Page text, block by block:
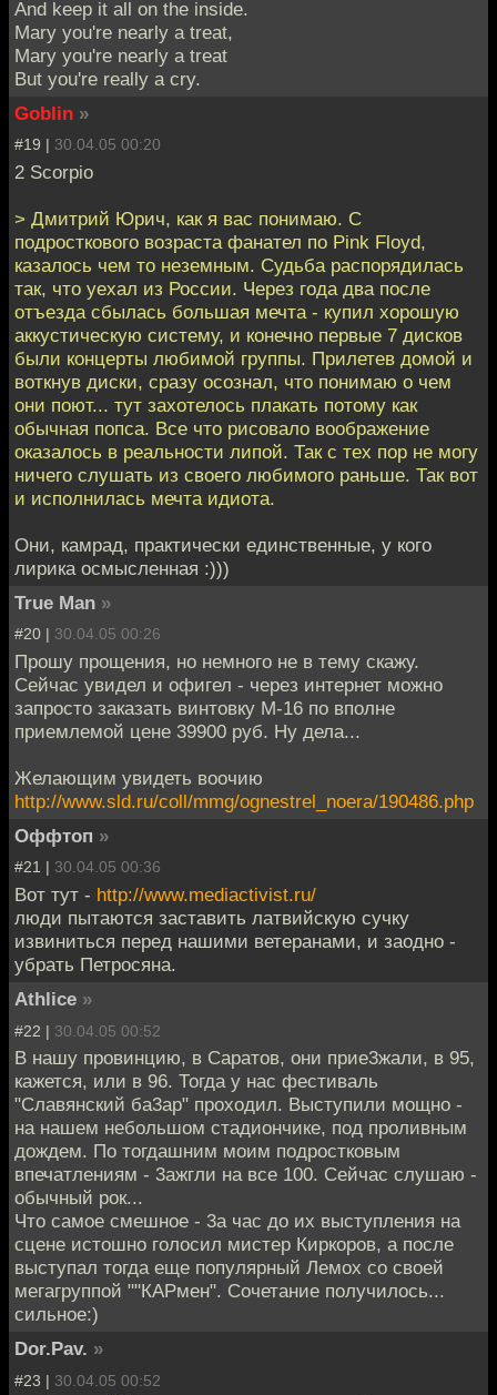
And keep it all on the inside.
Mary you're nearly a treat,
Mary you're nearly a treat
But you're really a cry.
Goblin »
#19 | 30.04.05 00:20
2 Scorpio
> Дмитрий Юрич, как я вас понимаю. С
подросткового возраста фанател по Pink Floyd,
казалось чем то неземным. Судьба распорядилась
так, что уехал из России. Через года два после
отъезда сбылась большая мечта - купил хорошую
аккустическую систему, и конечно первые 7 дисков
были концерты любимой группы. Прилетев домой и
воткнув диски, сразу осознал, что понимаю о чем
они поют... тут захотелось плакать потому как
обычная попса. Все что рисовало воображение
оказалось в реальности липой. Так с тех пор не могу
ничего слушать из своего любимого раньше. Так вот
и исполнилась мечта идиота.
Они, камрад, практически единственные, у кого
лирика осмысленная :)))
True Man »
#20 | 30.04.05 00:26
Прошу прощения, но немного не в тему скажу.
Сейчас увидел и офигел - через интернет можно
запросто заказать винтовку М-16 по вполне
приемлемой цене 39900 руб. Ну дела...
Желающим увидеть воочию
http://www.sld.ru/coll/mmg/ognestrel_noera/190486.php
Оффтоп »
#21 | 30.04.05 00:36
Вот тут - http://www.mediactivist.ru/
люди пытаются заставить латвийскую сучку
извиниться перед нашими ветеранами, и заодно -
убрать Петросяна.
Athlice »
#22 | 30.04.05 00:52
В нашу провинцию, в Саратов, они прие3жали, в 95,
кажется, или в 96. Тогда у нас фестиваль
"Славянский ба3ар" проходил. Выступили мощно -
на нашем небольшом стадиончике, под проливным
дождем. По тогдашним моим подростковым
впечатлениям - 3ажгли на все 100. Сейчас слушаю -
обычный рок...
Что самое смешное - 3а час до их выступления на
сцене истошно голосил мистер Киркоров, а после
выступал тогда еще популярный Лемох со своей
мегагруппой ""КАРмен". Сочетание получилось...
сильное:)
Dor.Pav. »
#23 | 30.04.05 00:52